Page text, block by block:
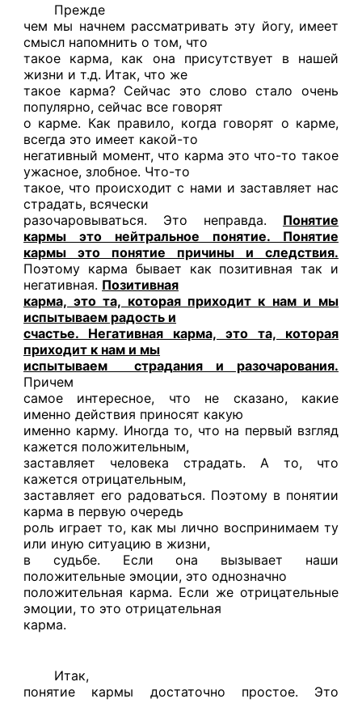
Прежде
чем мы начнем рассматривать эту йогу, имеет
смысл напомнить о том, что
такое карма, как она присутствует в нашей
жизни и т.д. Итак, что же
такое карма? Сейчас это слово стало очень
популярно, сейчас все говорят
о карме. Как правило, когда говорят о карме,
всегда это имеет какой-то
негативный момент, что карма это что-то такое
ужасное, злобное. Что-то
такое, что происходит с нами и заставляет нас
страдать, всячески
разочаровываться. Это неправда. Понятие
кармы это нейтральное понятие. Понятие
кармы это понятие причины и следствия.
Поэтому карма бывает как позитивная так и
негативная. Позитивная
карма, это та, которая приходит к нам и мы
испытываем радость и
счастье. Негативная карма, это та, которая
приходит к нам и мы
испытываем страдания и разочарования.
Причем
самое интересное, что не сказано, какие
именно действия приносят какую
именно карму. Иногда то, что на первый взгляд
кажется положительным,
заставляет человека страдать. А то, что
кажется отрицательным,
заставляет его радоваться. Поэтому в понятии
карма в первую очередь
роль играет то, как мы лично воспринимаем ту
или иную ситуацию в жизни,
в судьбе. Если она вызывает наши
положительные эмоции, это однозначно
положительная карма. Если же отрицательные
эмоции, то это отрицательная
карма.
Итак,
понятие кармы достаточно простое. Это